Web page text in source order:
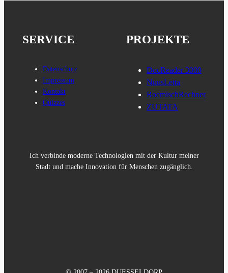
SERVICE
Datenschutz
Impressum
Kontakt
Quizzes
PROJEKTE
DocReader 3000
NuusLetta
RoemischRechner
ZUTATA
Ich verbinde moderne Technologien mit der Kultur meiner
Stadt und mache Innovation für Menschen zugänglich.